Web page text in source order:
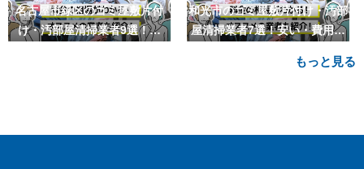
名古屋市緑区のゴミ屋敷片付
け・汚部屋清掃業者9選！安
和光市のゴミ屋敷片付け・汚部
屋清掃業者7選！安い・費用相
もっと見る